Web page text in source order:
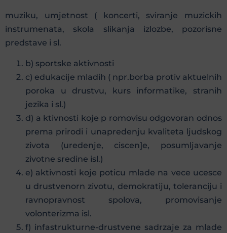
muziku, umjetnost ( koncerti, sviranje muzickih
instrumenata, skola slikanja izlozbe, pozorisne
predstave i sl.
b) sportske aktivnosti
c) edukacije mladih ( npr.borba protiv aktuelnih
poroka u drustvu, kurs informatike, stranih
jezika i sl.)
d) a ktivnosti koje p romovisu odgovoran odnos
prema prirodi i unapredenju kvaliteta ljudskog
zivota (uredenje, ciscen]e, posumljavanje
zivotne sredine isl.)
e) aktivnosti koje poticu mlade na vece ucesce
u drustvenorn zivotu, demokratiju, toleranciju i
ravnopravnost spolova, promovisanje
volonterizma isl.
f) infastrukturne-drustvene sadrzaje za mlade